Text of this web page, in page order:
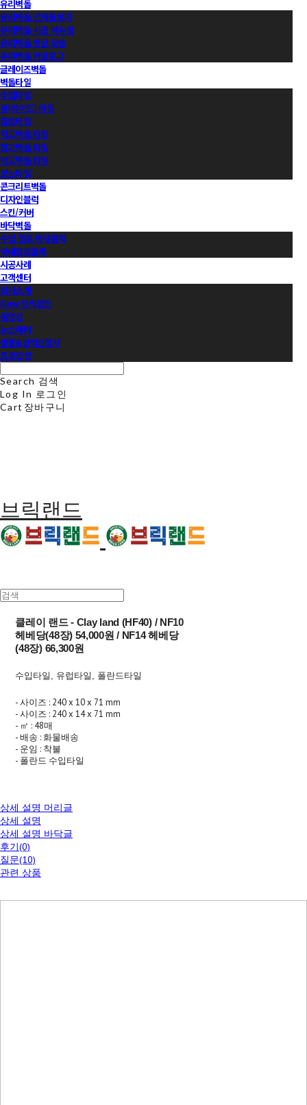
유리벽돌
유리벽돌 전제품보기
유리벽돌 시공 매뉴얼
유리벽돌 영상 모음
유리벽돌 카달로그
글레이즈벽돌
벽돌타일
수입타일
롱(와이드) 타일
점토타일
적고벽돌 타일
청고벽돌 타일
백고벽돌 타일
모노타일
콘크리트벽돌
디자인블럭
스킨/커버
바닥벽돌
수입 점토 바닥블럭
국내점토블록
시공사례
고객센터
회사소개
Now 브릭랜드
동영상
뉴스레터
샘플&견적신청서
프로모션
Search 검색
Log In 로그인
Cart 장바구니
브릭랜드
클레이 랜드 - Clay land (HF40) / NF10
헤베당(48장) 54,000원 / NF14 헤베당
(48장) 66,300원
수입타일, 유럽타일, 폴란드타일
- 사이즈 : 240 x 10 x 71 mm
- 사이즈 : 240 x 14 x 71 mm
- ㎡ : 48매
- 배송 : 화물배송
- 운임 : 착불
- 폴란드 수입타일
상세 설명 머리글
상세 설명
상세 설명 바닥글
후기(0)
질문(10)
관련 상품